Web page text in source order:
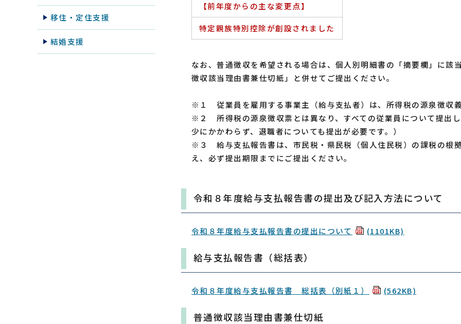
【前年度からの主な変更点】
特定親族特別控除が創設されました
なお、普通徴収を希望される場合は、個人別明細書の「摘要欄」に該
徴収該当理由書兼仕切紙」と併せてご提出ください。
※１ 従業員を雇用する事業主（給与支払者）は、所得税の源泉徴収
※２ 所得税の源泉徴収票とは異なり、すべての従業員について提出
少にかかわらず、退職者についても提出が必要です。）
※３ 給与支払報告書は、市民税・県民税（個人住民税）の課税の根
え、必ず提出期限までにご提出ください。
令和８年度給与支払報告書の提出及び記入方法について
令和８年度給与支払報告書の提出について (1101KB)
給与支払報告書（総括表）
令和８年度給与支払報告書 総括表（別紙１） (562KB)
普通徴収該当理由書兼仕切紙
移住・定住支援
結婚支援